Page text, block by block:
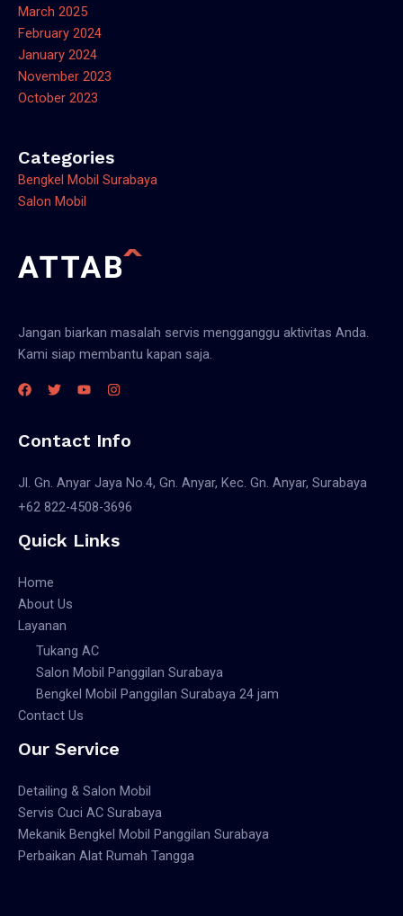
March 2025
February 2024
January 2024
November 2023
October 2023
Categories
Bengkel Mobil Surabaya
Salon Mobil
Jangan biarkan masalah servis mengganggu aktivitas Anda.
Kami siap membantu kapan saja.
Contact Info
Jl. Gn. Anyar Jaya No.4, Gn. Anyar, Kec. Gn. Anyar, Surabaya
+62 822-4508-3696
Quick Links
Home
About Us
Layanan
Tukang AC
Salon Mobil Panggilan Surabaya
Bengkel Mobil Panggilan Surabaya 24 jam
Contact Us
Our Service
Detailing & Salon Mobil
Servis Cuci AC Surabaya
Mekanik Bengkel Mobil Panggilan Surabaya
Perbaikan Alat Rumah Tangga